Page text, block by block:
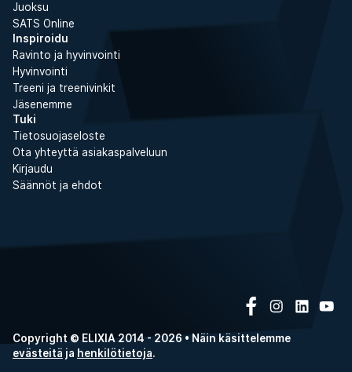
Juoksu
SATS Online
Inspiroidu
Ravinto ja hyvinvointi
Hyvinvointi
Treeni ja treenivinkit
Jäsenemme
Tuki
Tietosuojaseloste
Ota yhteyttä asiakaspalveluun
Kirjaudu
Säännöt ja ehdot
Copyright © ELIXIA 2014 - 2026 • Näin käsittelemme
evästeitä ja henkilötietoja.